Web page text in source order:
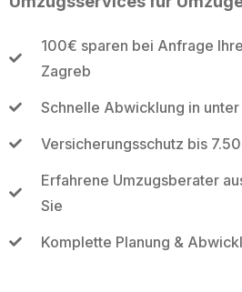
100€ sparen bei Anfrage
Zagreb
Schnelle Abwicklung in
Versicherungsschutz bis
Erfahrene Umzugsberater
Sie
Komplette Planung &